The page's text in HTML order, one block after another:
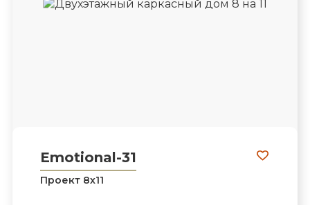
Emotional-31
Проект 8х11